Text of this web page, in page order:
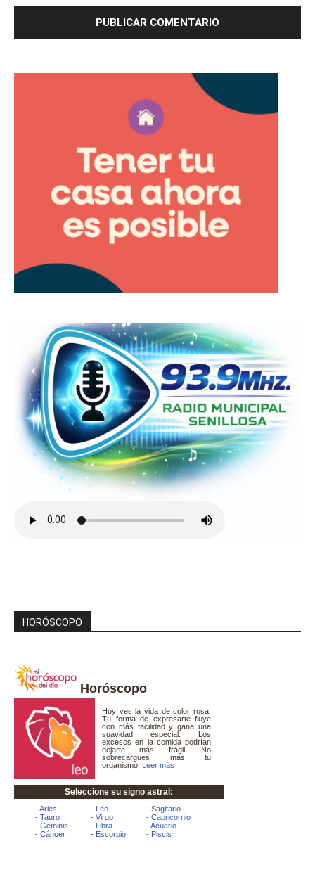
HORÓSCOPO
Horóscopo